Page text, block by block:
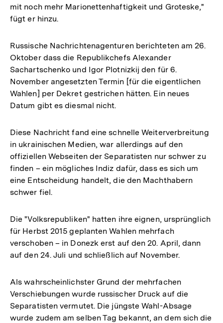
mit noch mehr Marionettenhaftigkeit und Groteske,"
fügt er hinzu.
Russische Nachrichtenagenturen berichteten am 26.
Oktober dass die Republikchefs Alexander
Sachartschenko und Igor Plotnizkij den für 6.
November angesetzten Termin [für die eigentlichen
Wahlen] per Dekret gestrichen hätten. Ein neues
Datum gibt es diesmal nicht.
Diese Nachricht fand eine schnelle Weiterverbreitung
in ukrainischen Medien, war allerdings auf den
offiziellen Webseiten der Separatisten nur schwer zu
finden – ein mögliches Indiz dafür, dass es sich um
eine Entscheidung handelt, die den Machthabern
schwer fiel.
Die "Volksrepubliken" hatten ihre eignen, ursprünglich
für Herbst 2015 geplanten Wahlen mehrfach
verschoben – in Donezk erst auf den 20. April, dann
auf den 24. Juli und schließlich auf November.
Als wahrscheinlichster Grund der mehrfachen
Verschiebungen wurde russischer Druck auf die
Separatisten vermutet. Die jüngste Wahl-Absage
wurde zudem am selben Tag bekannt, an dem sich die